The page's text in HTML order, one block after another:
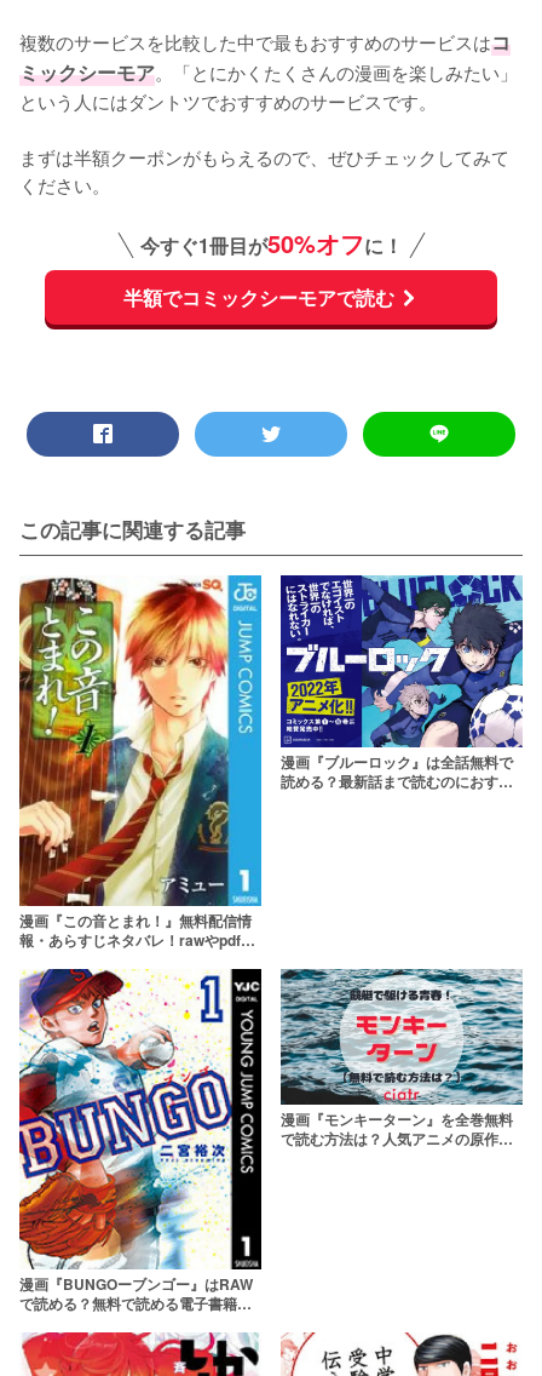
複数のサービスを比較した中で最もおすすめのサービスはコ
ミックシーモア。「とにかくたくさんの漫画を楽しみたい」
という人にはダントツでおすすめのサービスです。
まずは半額クーポンがもらえるので、ぜひチェックしてみて
ください。
今すぐ1冊目が50%オフに！
半額でコミックシーモアで読む
この記事に関連する記事
漫画『この音とまれ！』無料配信情
報・あらすじネタバレ！rawやpdfで
漫画『ブルーロック』は全話無料で
読める？最新話まで読むのにおすす
漫画『BUNGOーブンゴー』はRAW
で読める？無料で読める電子書籍サ
漫画『モンキーターン』を全巻無料
で読む方法は？人気アニメの原作を